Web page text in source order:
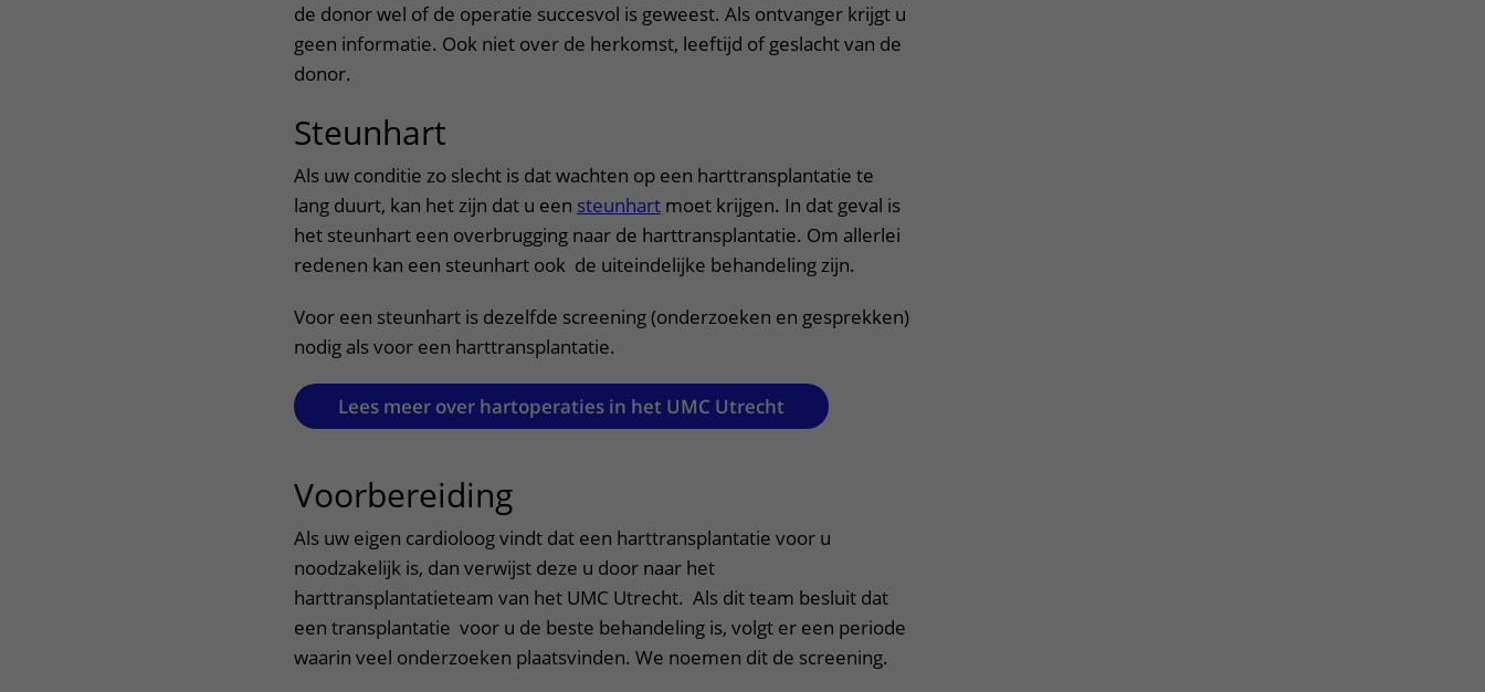
de donor wel of de operatie succesvol is geweest. Als ontvanger krijgt u
geen informatie. Ook niet over de herkomst, leeftijd of geslacht van de
donor.
Steunhart
Als uw conditie zo slecht is dat wachten op een harttransplantatie te
lang duurt, kan het zijn dat u een steunhart moet krijgen. In dat geval is
het steunhart een overbrugging naar de harttransplantatie. Om allerlei
redenen kan een steunhart ook de uiteindelijke behandeling zijn.
Voor een steunhart is dezelfde screening (onderzoeken en gesprekken)
nodig als voor een harttransplantatie.
Lees meer over hartoperaties in het UMC Utrecht
Voorbereiding
Als uw eigen cardioloog vindt dat een harttransplantatie voor u
noodzakelijk is, dan verwijst deze u door naar het
harttransplantatieteam van het UMC Utrecht. Als dit team besluit dat
een transplantatie voor u de beste behandeling is, volgt er een periode
waarin veel onderzoeken plaatsvinden. We noemen dit de screening.